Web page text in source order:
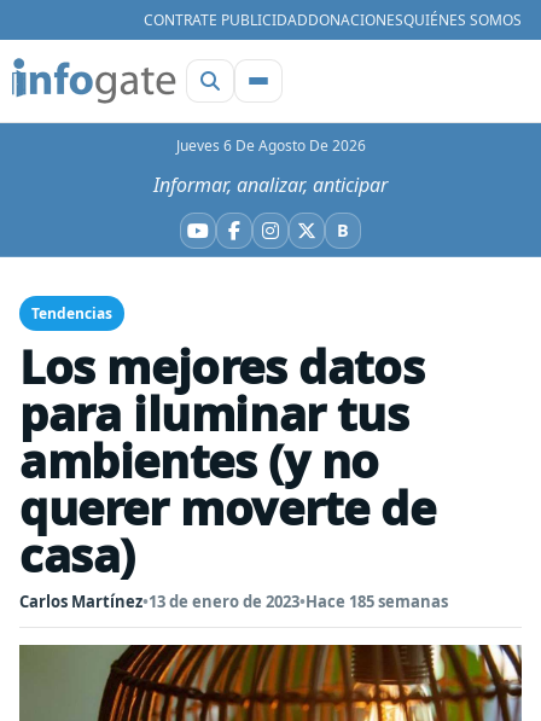
CONTRATE PUBLICIDADDONACIONESQUIÉNES SOMOS
Jueves 6 De Agosto De 2026
Informar, analizar, anticipar
YouTube
Facebook
Instagram
X BBluesky
Tendencias
Los mejores datos
para iluminar tus
ambientes (y no
querer moverte de
casa)
Carlos Martínez•13 de enero de 2023•Hace 185 semanas